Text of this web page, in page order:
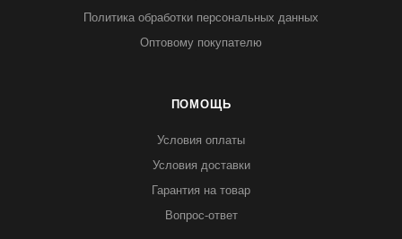
Политика обработки персональных данных
Оптовому покупателю
ПОМОЩЬ
Условия оплаты
Условия доставки
Гарантия на товар
Вопрос-ответ